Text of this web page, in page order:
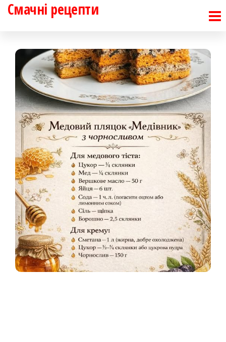
Перейти
Смачні рецепти